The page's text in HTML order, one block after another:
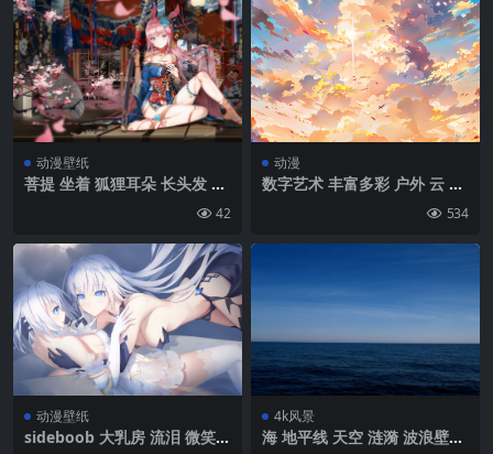
动漫壁纸
菩提 坐着 狐狸耳朵 长头发 粉
房 乳沟 裸露的肩膀 看着观众
Honkai影响 动漫女孩 和服 武
器 武士刀 樱花 动物的耳朵 狐
狸女孩 日本的衣服 花朵 花瓣
剑 灯笼 面具 雨伞 脸红 发饰
室内 分支 紫色的眼睛| 1602
x902
42
动漫
数字艺术 丰富多彩 户外 云 黄
534
动漫壁纸
sideboob 大乳房 流泪 微笑
4k风景
海 地平线 天空 涟漪 波浪壁纸